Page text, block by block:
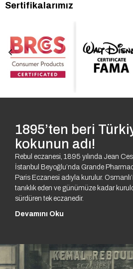
Sertifikalarımız
1895’ten beri
kokunun adı!
Rebul eczanesi, 1895 yılında Jean
İstanbul Beyoğlu’nda Grande
Paris Eczanesi adıyla kurulur.
tanıklık eden ve günümüze kadar
sürdüren tek eczanedir.
Devamını Oku